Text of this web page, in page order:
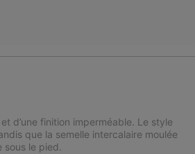
d’une finition imperméable. Le style
que la semelle intercalaire moulée
sous le pied.